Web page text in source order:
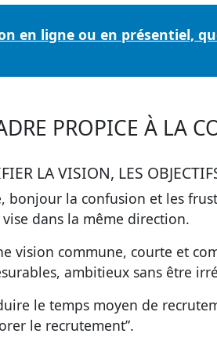
en ligne ou en présentiel,
PROPICE À LA
LA VISION, LES
bonjour la confusion et les
dans la même direction.
vision commune, courte et
ambitieux sans être
le temps moyen de
le recrutement”.